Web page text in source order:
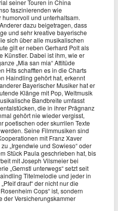
seiner Touren in China
faszinierenden wie
und unterhaltsam.
dazu beigetragen, dass
und sehr kreative bayerische
sich über alle musikalischen
gilt er neben Gerhard Polt als
Künstler. Dabei ist ihm, wie er
„Mia san mia“ Attitüde
Hits schafften es in die Charts
Haindling gehört hat, erkennt
Bayerischer Musiker hat er
Klänge mit Pop, Weltmusik
Bandbreite umfasst
die in ihrer Prägnanz
gehört nie wieder vergisst,
poetischen oder skurrilen Texte
Seine Filmmusiken sind
mit Franz Xaver
„Irgendwie und Sowieso“ oder
Stück Paula geschrieben hat, bis
mit Joseph Vilsmeier bei
„Gernstl unterwegs“ setzt seit
Titelmelodie und jeder in
drauf“ der nicht nur die
Cops“ ist, sondern
der Versicherungskammer